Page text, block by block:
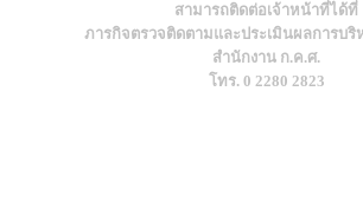
สามารถติดต่อเจ้าหน้าที่ได้ที่
ภารกิจตรวจติดตามและประเมินผลการบริ
สำนักงาน ก.ค.ศ.
โทร. 0 2280 2823